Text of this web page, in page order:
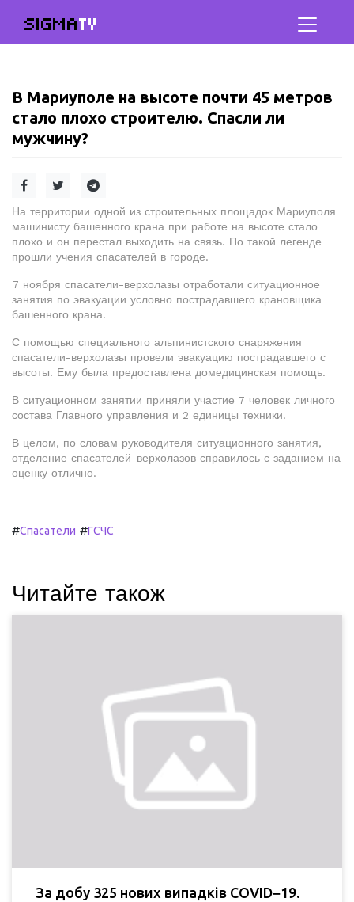
SIGMATV
В Мариуполе на высоте почти 45 метров
стало плохо строителю. Спасли ли
мужчину?
На территории одной из строительных площадок Мариуполя
машинисту башенного крана при работе на высоте стало
плохо и он перестал выходить на связь. По такой легенде
прошли учения спасателей в городе.
7 ноября спасатели-верхолазы отработали ситуационное
занятия по эвакуации условно пострадавшего крановщика
башенного крана.
С помощью специального альпинистского снаряжения
спасатели-верхолазы провели эвакуацию пострадавшего с
высоты. Ему была предоставлена домедицинская помощь.
В ситуационном занятии приняли участие 7 человек личного
состава Главного управления и 2 единицы техники.
В целом, по словам руководителя ситуационного занятия,
отделение спасателей-верхолазов справилось с заданием на
оценку отлично.
#Спасатели #ГСЧС
Читайте також
За добу 325 нових випадків COVID−19.